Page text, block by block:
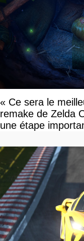
« Ce sera le
remake de Zelda
une étape